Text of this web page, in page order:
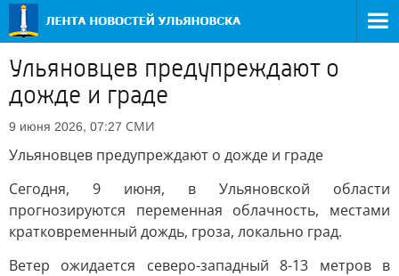
Ульяновцев предупреждают о
дожде и граде
9 июня 2026, 07:27 СМИ
Ульяновцев предупреждают о дожде и граде
Сегодня, 9 июня, в Ульяновской области
прогнозируются переменная облачность, местами
кратковременный дождь, гроза, локально град.
Ветер ожидается северо-западный 8-13 метров в